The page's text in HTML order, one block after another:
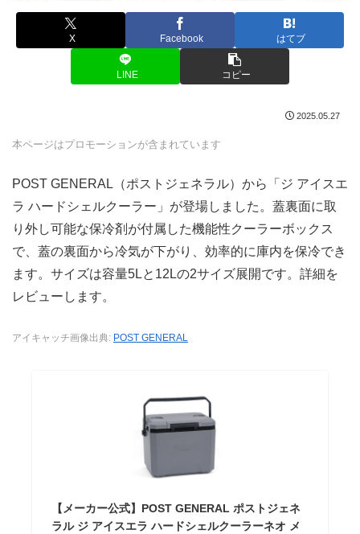
X Facebook はてブ
LINE コピー
2025.05.27
本ページはプロモーションが含まれています
POST GENERAL（ポストジェネラル）から「ジ アイスエ
ラ ハードシェルクーラー」が登場しました。蓋裏面に取
り外し可能な保冷剤が付属した機能性クーラーボックス
で、蓋の裏面から冷気が下がり、効率的に庫内を保冷でき
ます。サイズは容量5Lと12Lの2サイズ展開です。詳細を
レビューします。
アイキャッチ画像出典: POST GENERAL
【メーカー公式】POST GENERAL ポストジェネ
ラル ジ アイスエラ ハードシェルクーラーネオ メ